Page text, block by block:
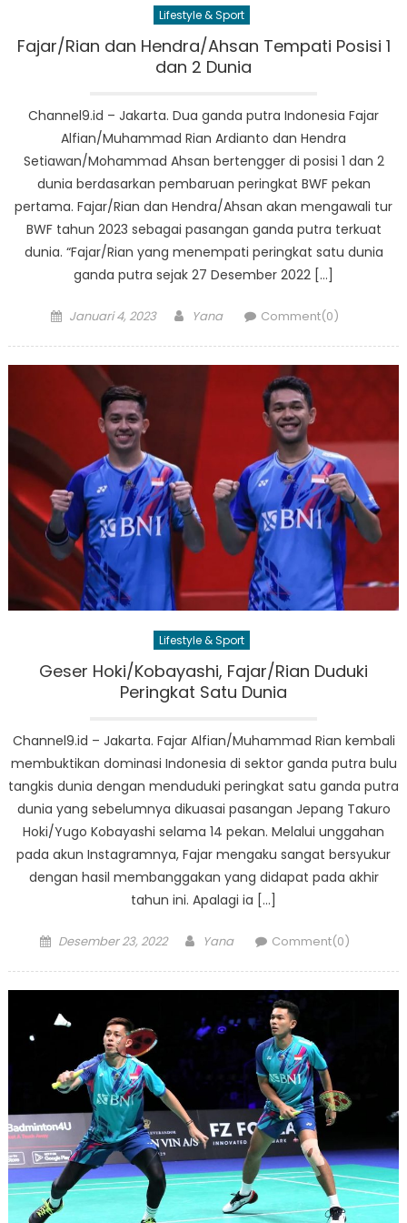
Lifestyle & Sport
Fajar/Rian dan Hendra/Ahsan Tempati Posisi 1
dan 2 Dunia
Channel9.id – Jakarta. Dua ganda putra Indonesia Fajar
Alfian/Muhammad Rian Ardianto dan Hendra
Setiawan/Mohammad Ahsan bertengger di posisi 1 dan 2
dunia berdasarkan pembaruan peringkat BWF pekan
pertama. Fajar/Rian dan Hendra/Ahsan akan mengawali tur
BWF tahun 2023 sebagai pasangan ganda putra terkuat
dunia. “Fajar/Rian yang menempati peringkat satu dunia
ganda putra sejak 27 Desember 2022 […]
Posted
Januari 4, 2023 Author
Yana Comment(0)
Lifestyle & Sport
Geser Hoki/Kobayashi, Fajar/Rian Duduki
Peringkat Satu Dunia
Channel9.id – Jakarta. Fajar Alfian/Muhammad Rian kembali
membuktikan dominasi Indonesia di sektor ganda putra bulu
tangkis dunia dengan menduduki peringkat satu ganda putra
dunia yang sebelumnya dikuasai pasangan Jepang Takuro
Hoki/Yugo Kobayashi selama 14 pekan. Melalui unggahan
pada akun Instagramnya, Fajar mengaku sangat bersyukur
dengan hasil membanggakan yang didapat pada akhir
tahun ini. Apalagi ia […]
Posted
Desember 23, 2022 Author
Yana Comment(0)